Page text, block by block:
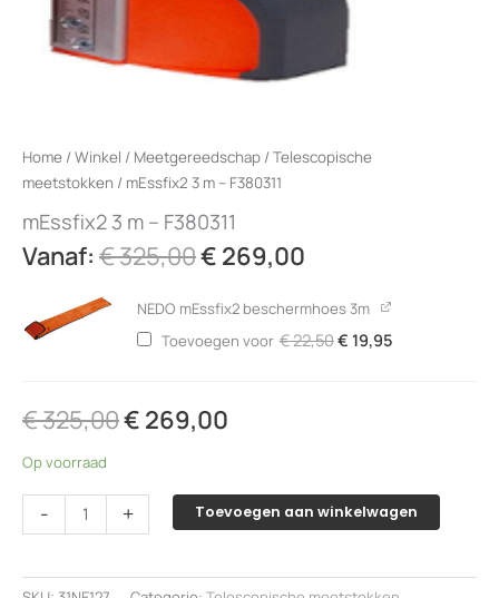
Home /Winkel / Meetgereedschap /Telescopische
meetstokken / mEssfix2 3 m – F380311
mEssfix2 3 m – F380311
Vanaf: €325,00Oorspronkelijke
was:
€ 325,00.
€ 269,00
is:
€ 269,00.
NEDO mEssfix2 beschermhoes 3m
Toevoegen voor €22,50Oorspronkelijke
prijs
€ 19,95prijs
€325,00€ 269,00
Op voorraad
-
mEssfix2
3
-
+ Toevoegen aan winkelwagen